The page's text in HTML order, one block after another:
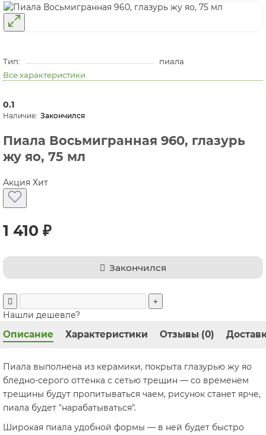
Тип:
пиала
Все характеристики
0.1
Закончился
Пиала Восьмигранная 960, глазурь
жу яо, 75 мл
Акция Хит
1 410 ₽
Закончился
Нашли дешевле?
Описание Характеристики Отзывы (0)
Пиала выполнена из керамики, покрыта глазурью жу яо
бледно-серого оттенка с сетью трещин — со временем
трещины будут пропитываться чаем, рисунок станет ярче,
пиала будет "нарабатываться".
Широкая пиала удобной формы — в ней будет быстро